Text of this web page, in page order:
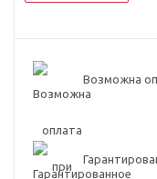
Возможна